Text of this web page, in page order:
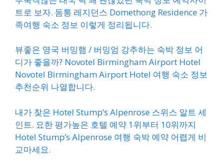
트로 보자. 돔통 레지던스 Domethong Residence 가
족여행 숙소 정보 이렇게 정리됩니다.
뷰좋은 영국 버밍햄 / 버밍엄 강추하는 숙박 정보 어
디가 좋을까? Novotel Birmingham Airport Hotel
Novotel Birmingham Airport Hotel 여행 숙소 정보
추천순위 나열합니다.
내가 찾은 Hotel Stump’s Alpenrose 스위스 알트 세
인트. 요한 평가높은 호텔 예약 1위부터 10위까지
Hotel Stump’s Alpenrose 여행 숙박 예약 어렵게 비
교마세요.